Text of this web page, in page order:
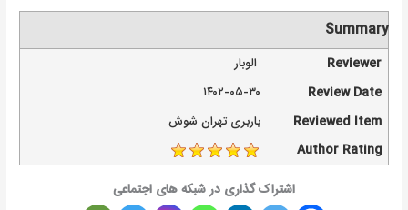
Summary
Reviewer
الوبار
Review Date
۱۴۰۲-۰۵-۳۰
Reviewed Item
باربری تهران شوش
Author Rating
اشتراک گذاری در شبکه های اجتماعی